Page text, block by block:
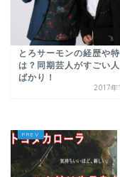
とろサーモンの経歴や
は？同期芸人がすごい
ばかり！
2017年